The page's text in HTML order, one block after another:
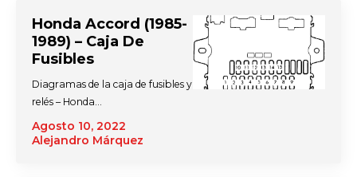
Honda Accord (1985-
1989) – Caja De
Fusibles
Agosto 10, 2022
Alejandro Márquez
Diagramas de la caja de fusibles y
relés – Honda…